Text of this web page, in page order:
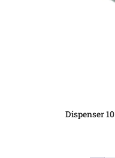
Dispenser